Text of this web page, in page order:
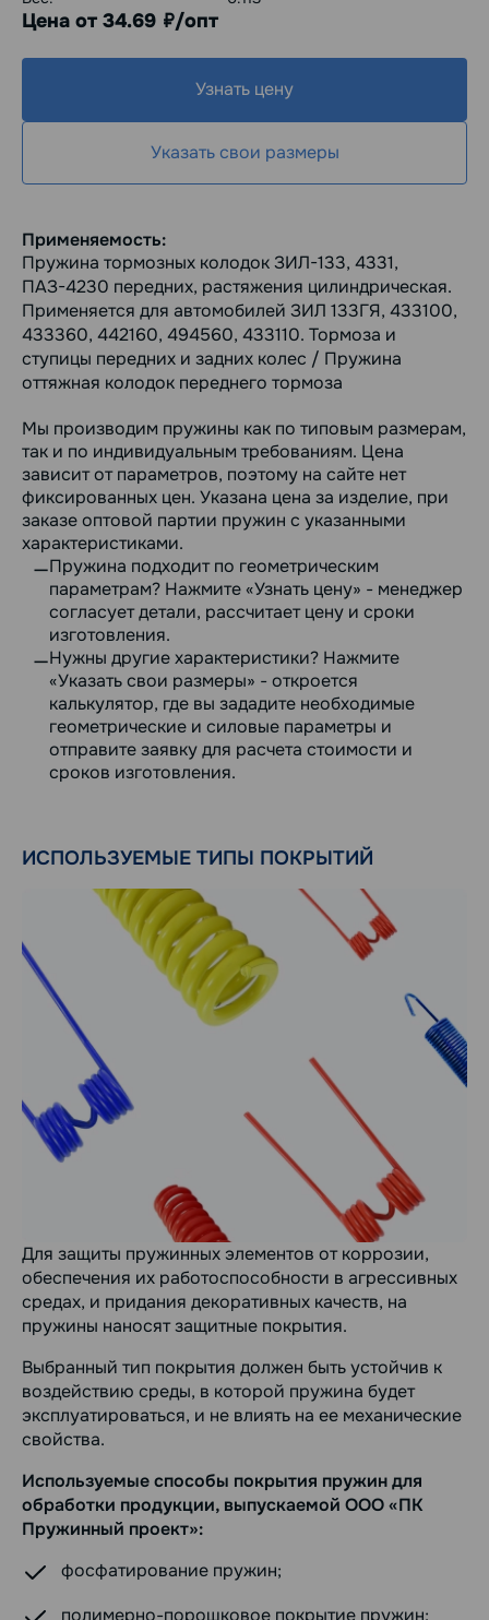
Цена от 34.69 руб./опт
Узнать цену
Указать свои размеры
Применяемость:
Пружина тормозных колодок ЗИЛ-133, 4331,
ПАЗ-4230 передних, растяжения цилиндрическая.
Применяется для автомобилей ЗИЛ 133ГЯ, 433100,
433360, 442160, 494560, 433110. Тормоза и
ступицы передних и задних колес / Пружина
оттяжная колодок переднего тормоза
Мы производим пружины как по типовым размерам,
так и по индивидуальным требованиям. Цена
зависит от параметров, поэтому на сайте нет
фиксированных цен. Указана цена за изделие, при
заказе оптовой партии пружин с указанными
характеристиками.
Пружина подходит по геометрическим
параметрам? Нажмите «Узнать цену» - менеджер
согласует детали, рассчитает цену и сроки
изготовления.
Нужны другие характеристики? Нажмите
«Указать свои размеры» - откроется
калькулятор, где вы зададите необходимые
геометрические и силовые параметры и
отправите заявку для расчета стоимости и
сроков изготовления.
ИСПОЛЬЗУЕМЫЕ ТИПЫ ПОКРЫТИЙ
Для защиты пружинных элементов от коррозии,
обеспечения их работоспособности в агрессивных
средах, и придания декоративных качеств, на
пружины наносят защитные покрытия.
Выбранный тип покрытия должен быть устойчив к
воздействию среды, в которой пружина будет
эксплуатироваться, и не влиять на ее механические
свойства.
Используемые способы покрытия пружин для
обработки продукции, выпускаемой ООО «ПК
Пружинный проект»:
фосфатирование пружин;
полимерно-порошковое покрытие пружин;